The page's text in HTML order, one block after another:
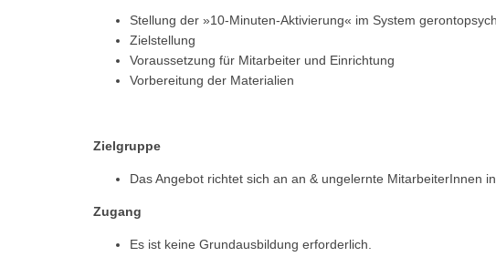
Stellung der »10-Minuten-Aktivierung« im System
Zielstellung
Voraussetzung für Mitarbeiter und Einrichtung
Vorbereitung der Materialien
Zielgruppe
Das Angebot richtet sich an an & ungelernte MitarbeiterInnen
Zugang
Es ist keine Grundausbildung erforderlich.